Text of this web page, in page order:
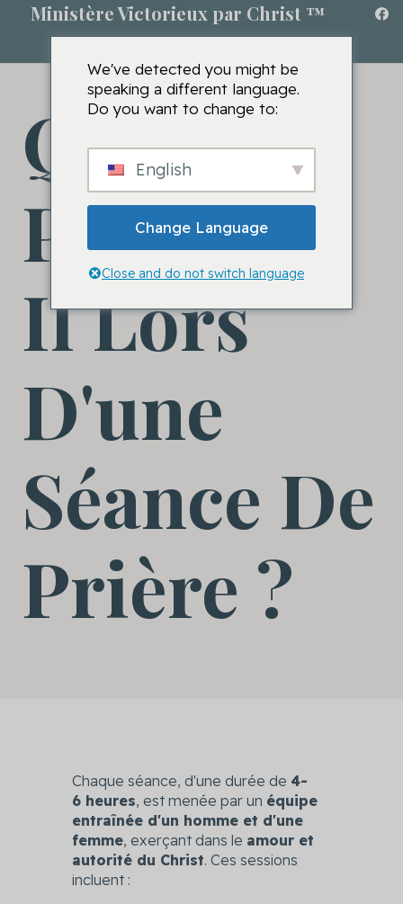
Ministère Victorieux par Christ ™
Que Se
Passe-T-
Il Lors
D'une
Séance De
Prière ?
Chaque séance, d'une durée de 4-
6 heures, est menée par un équipe
entraînée d'un homme et d'une
femme, exerçant dans le amour et
autorité du Christ. Ces sessions
incluent :
We've detected you might be
speaking a different language.
Do you want to change to:
English
Change Language
Close and do not switch language